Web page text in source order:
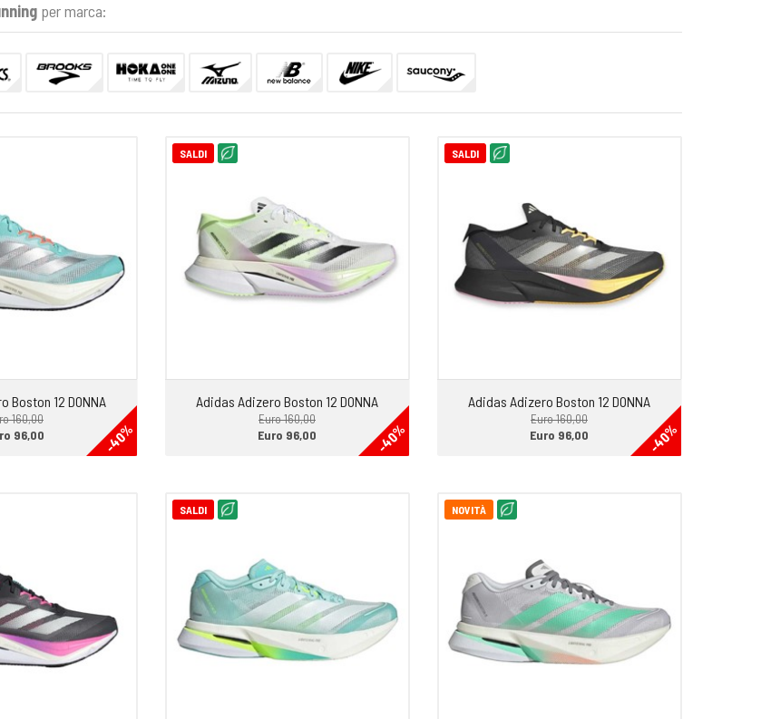
per marca:
Boston 12 DONNA
160,00
-40%
96,00
SALDI
Adidas Adizero Boston 12 DONNA
Euro 160,00
-40%
Euro 96,00
SALDI
Adidas Adizero Boston 12 DONNA
Euro 160,00
-40%
Euro 96,00
SALDI NOVITÀ